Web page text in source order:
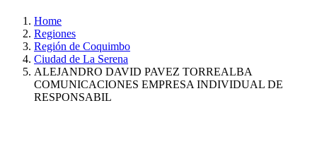
Home
Regiones
Región de Coquimbo
Ciudad de La Serena
ALEJANDRO DAVID PAVEZ TORREALBA
COMUNICACIONES EMPRESA INDIVIDUAL DE
RESPONSABIL